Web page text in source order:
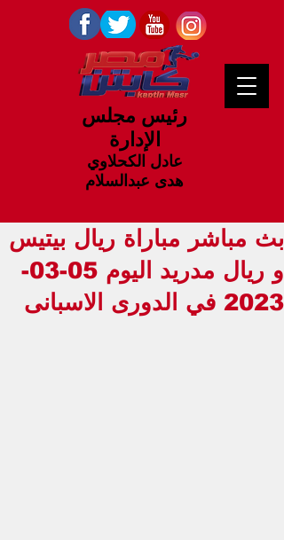
رئيس مجلس
الإدارة
عادل الكحلاوي
هدى عبدالسلام
بث مباشر مباراة ريال بيتيس
و ريال مدريد اليوم 05-03-
2023 في الدورى الاسبانى